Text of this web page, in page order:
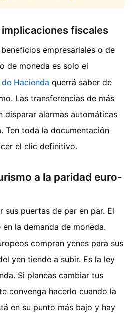
fiscales
empresariales o de
de moneda es solo el
Hacienda querrá saber de
Las transferencias de más
disparar alarmas automáticas
Ten toda la documentación
el clic definitivo.
a la paridad euro-
sus puertas de par en par. El
la demanda de moneda.
compran yenes para sus
yen tiende a subir. Es la ley
Si planeas cambiar tus
convenga hacerlo cuando la
en su punto más bajo y hay